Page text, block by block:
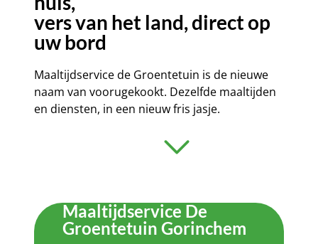
vers van het land, direct op
uw bord
Maaltijdservice de Groentetuin is de nieuwe
naam van voorugekookt. Dezelfde maaltijden
en diensten, in een nieuw fris jasje.
Maaltijdservice De
Groentetuin Gorinchem